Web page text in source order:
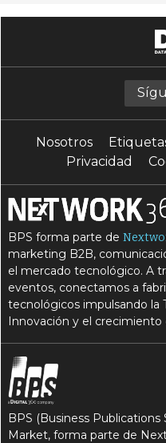
Nosotros
Privacidad
BPS forma parte de
marketing B2B,
el mercado tecnológico. A
eventos, conectamos a
tecnológicos impulsando la
Innovación y el crecimiento
BPS (Business
Market, forma parte de